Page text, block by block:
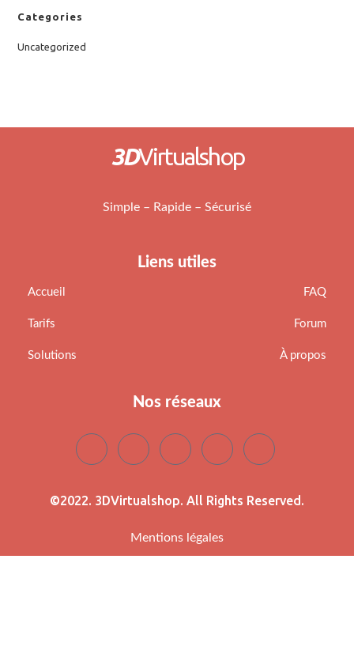
Categories
Uncategorized
3DVirtualshop
Simple – Rapide – Sécurisé
Liens utiles
Accueil
Tarifs
Solutions
FAQ
Forum
À propos
Nos réseaux
©2022. 3DVirtualshop. All Rights Reserved.
Mentions légales